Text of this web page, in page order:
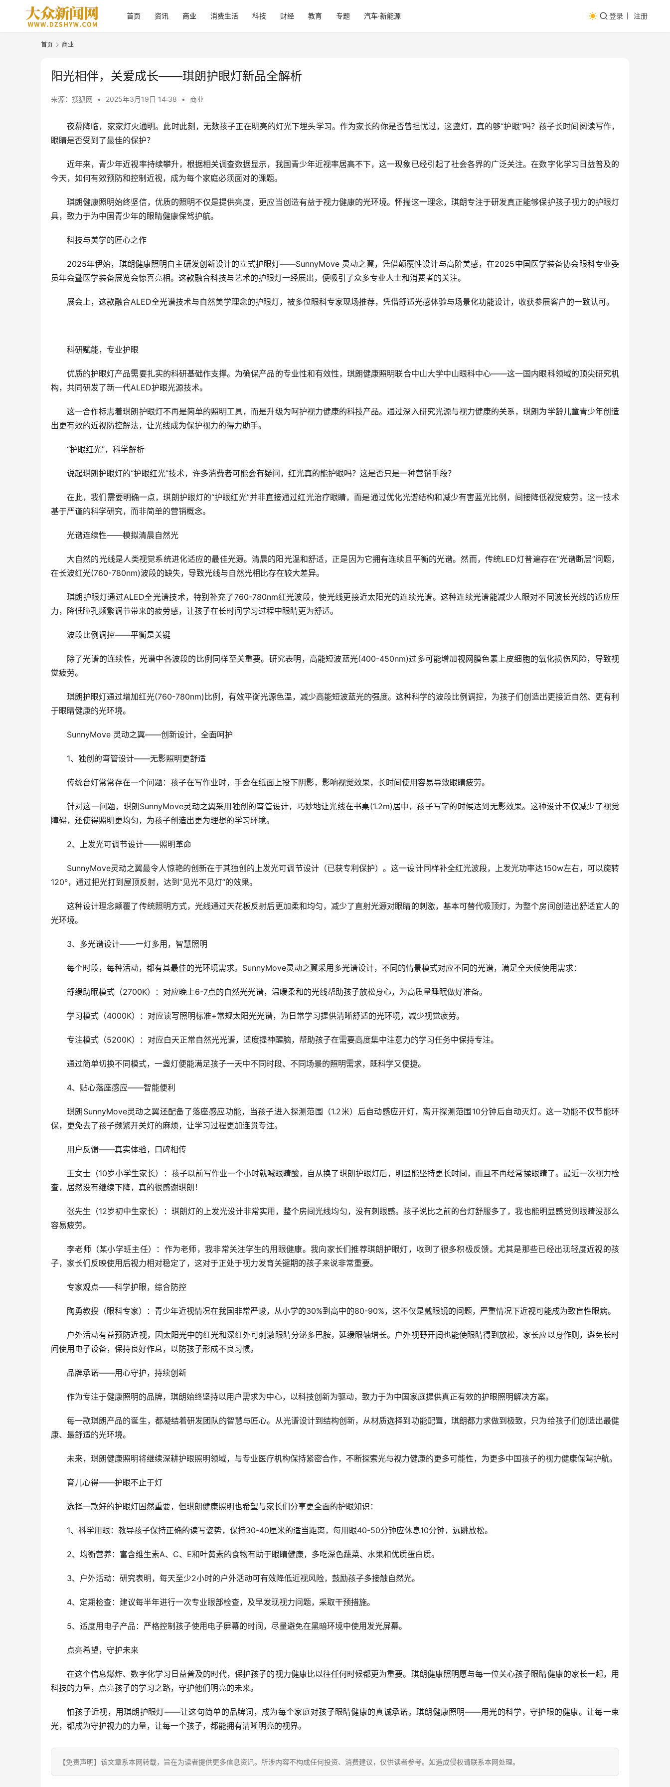
首页 资讯 商业 消费生活 科技 财经 教育 专题 汽车·新能源 登录 注册
首页 商业
阳光相伴，关爱成长——琪朗护眼灯新品全解析
来源：搜狐网 • 2025年3月19日 14:38 • 商业
夜幕降临，家家灯火通明。此时此刻，无数孩子正在明亮的灯光下埋头学习。作为家长的你是否曾担忧过，这盏灯，真的够“护眼”吗？孩子长时间阅读写作，
眼睛是否受到了最佳的保护？
近年来，青少年近视率持续攀升，根据相关调查数据显示，我国青少年近视率居高不下，这一现象已经引起了社会各界的广泛关注。在数字化学习 日益普及的
今天，如何有效预防和控制近视，成为每个家庭必须面对的课题。
琪朗健康照明始终坚信，优质的照明不仅是提供亮度，更应当创造有益于视力健康的光环境。怀揣这一理念，琪朗专注于研发真正能够保护孩子视力的护眼灯
具，致力于为中国青少年的眼睛健康保驾护航。
科技与美学的匠心之作
2025年伊始，琪朗健康照明自主研发创新设计的立式护眼灯——SunnyMove 灵动之翼，凭借颠覆性设计与高阶美感，在2025中国医学装备协会眼科专业委
员年会暨医学装备展览会惊喜亮相。这款融合科技与艺术的护眼灯一经展出，便吸引了众多专业人士和消费者的关注。
展会上，这款融合ALED全光谱技术与自然美学理念的护眼灯，被多位眼科专家现场推荐，凭借舒适光感体验与场景化功能设计，收获参展客户的一致认可。
科研赋能，专业护眼
优质的护眼灯产品需要扎实的科研基础作支撑。为确保产品的专业性和有效性，琪朗健康照明联合中山大学中山眼科中心——这一国内眼科领域的顶尖研究机
构，共同研发了新一代ALED护眼光源技术。
这一合作标志着琪朗护眼灯不再是简单的照明工具，而是升级为呵护视力健康的科技产品。通过深入研究光源与视力健康的关系，琪朗为学龄儿童青少年创造
出更有效的近视防控解法，让光线成为保护视力的得力助手。
“护眼红光”，科学解析
说起琪朗护眼灯的“护眼红光”技术，许多消费者可能会有疑问，红光真的能护眼吗？这是否只是一种营销手段？
在此，我们需要明确一点，琪朗护眼灯的“护眼红光”并非直接通过红光治疗眼睛，而是通过优化光谱结构和减少有害蓝光比例，间接降低视觉疲劳。这一技术
基于严谨的科学研究，而非简单的营销概念。
光谱连续性——模拟清晨自然光
大自然的光线是人类视觉系统进化适应的最佳光源。清晨的阳光温和舒适，正是因为它拥有连续且平衡的光谱。然而，传统LED灯普遍存在“光谱断层”问题，
在长波红光(760-780nm)波段的缺失，导致光线与自然光相比存在较大差异。
琪朗护眼灯通过ALED全光谱技术，特别补充了760-780nm红光波段，使光线更接近太阳光的连续光谱。这种连续光谱能减少人眼对不同波长光线的适应压
力，降低瞳孔频繁调节带来的疲劳感，让孩子在长时间学习过程中眼睛更为舒适。
波段比例调控——平衡是关键
除了光谱的连续性，光谱中各波段的比例同样至关重要。研究表明，高能短波蓝光(400-450nm)过多可能增加视网膜色素上皮细胞的氧化损伤风险，导致视
觉疲劳。
琪朗护眼灯通过增加红光(760-780nm)比例，有效平衡光源色温，减少高能短波蓝光的强度。这种科学的波段比例调控，为孩子们创造出更接近自然、更有利
于眼睛健康的光环境。
SunnyMove 灵动之翼——创新设计，全面呵护
1、独创的弯管设计——无影照明更舒适
传统台灯常常存在一个问题：孩子在写作业时，手会在纸面上投下阴影，影响视觉效果，长时间使用容易导致眼睛疲劳。
针对这一问题，琪朗SunnyMove灵动之翼采用独创的弯管设计，巧妙地让光线在书桌(1.2m)居中，孩子写字的时候达到无影效果。这种设计不仅减少了视觉
障碍，还使得照明更均匀，为孩子创造出更为理想的学习环境。
2、上发光可调节设计——照明革命
SunnyMove灵动之翼最令人惊艳的创新在于其独创的上发光可调节设计（已获专利保护）。这一设计同样补全红光波段，上发光功率达150w左右，可以旋转
120°，通过把光打到屋顶反射，达到“见光不见灯”的效果。
这种设计理念颠覆了传统照明方式，光线通过天花板反射后更加柔和均匀，减少了直射光源对眼睛的刺激，基本可替代吸顶灯，为整个房间创造出舒适宜人的
光环境。
3、多光谱设计——一灯多用，智慧照明
每个时段，每种活动，都有其最佳的光环境需求。SunnyMove灵动之翼采用多光谱设计，不同的情景模式对应不同的光谱，满足全天候使用需求：
舒缓助眠模式（2700K）：对应晚上6-7点的自然光光谱，温暖柔和的光线帮助孩子放松身心，为高质量睡眠做好准备。
学习模式（4000K）：对应读写照明标准+常规太阳光光谱，为日常学习提供清晰舒适的光环境，减少视觉疲劳。
专注模式（5200K）：对应白天正常自然光光谱，适度提神醒脑，帮助孩子在需要高度集中注意力的学习任务中保持专注。
通过简单切换不同模式，一盏灯便能满足孩子一天中不同时段、不同场景的照明需求，既科学又便捷。
4、贴心落座感应——智能便利
琪朗SunnyMove灵动之翼还配备了落座感应功能，当孩子进入探测范围（1.2米）后自动感应开灯，离开探测范围10分钟后自动灭灯。这一功能不仅节能环
保，更免去了孩子频繁开关灯的麻烦，让学习过程更加连贯专注。
用户反馈——真实体验，口碑相传
王女士（10岁小学生家长）：孩子以前写作业一个小时就喊眼睛酸，自从换了琪朗护眼灯后，明显能坚持更长时间，而且不再经常揉眼睛了。最近一次视力检
查，居然没有继续下降，真的很感谢琪朗！
张先生（12岁初中生家长）：琪朗灯的上发光设计非常实用，整个房间光线均匀，没有刺眼感。孩子说比之前的台灯舒服多了，我也能明显感觉到眼睛没那么
容易疲劳。
李老师（某小学班主任）：作为老师，我非常关注学生的用眼健康。我向家长们推荐琪朗护眼灯，收到了很多积极反馈。尤其是那些已经出现轻度近视的孩
子，家长们反映使用后视力相对稳定了，这对于正处于视力发育关键期的孩子来说非常重要。
专家观点——科学护眼，综合防控
陶勇教授（眼科专家）：青少年近视情况在我国非常严峻，从小学的30%到高中的80-90%，这不仅是戴眼镜的问题，严重情况下近视可能成为致盲性眼病。
户外活动有益预防近视，因太阳光中的红光和深红外可刺激眼睛分泌多巴胺，延缓眼轴增长。户外视野开阔也能使眼睛得到放松，家长应以身作则，避免长时
间使用电子设备，保持良好作息，以防孩子形成不良习惯。
品牌承诺——用心守护，持续创新
作为专注于健康照明的品牌，琪朗始终坚持以用户需求为中心，以科技创新为驱动，致力于为中国家庭提供真正有效的护眼照明解决方案。
每一款琪朗产品的诞生，都凝结着研发团队的智慧与匠心。从光谱设计到结构创新，从材质选择到功能配置，琪朗都力求做到极致，只为给孩子们创造出最健
康、最舒适的光环境。
未来，琪朗健康照明将继续深耕护眼照明领域，与专业医疗机构保持紧密合作，不断探索光与视力健康的更多可能性，为更多中国孩子的视力健康保驾护航。
育儿心得——护眼不止于灯
选择一款好的护眼灯固然重要，但琪朗健康照明也希望与家长们分享更全面的护眼知识：
1、科学用眼：教导孩子保持正确的读写姿势，保持30-40厘米的适当距离，每用眼40-50分钟应休息10分钟，远眺放松。
2、均衡营养：富含维生素A、C、E和叶黄素的食物有助于眼睛健康，多吃深色蔬菜、水果和优质蛋白质。
3、户外活动：研究表明，每天至少2小时的户外活动可有效降低近视风险，鼓励孩子多接触自然光。
4、定期检查：建议每半年进行一次专业眼部检查，及早发现视力问题，采取干预措施。
5、适度用电子产品：严格控制孩子使用电子屏幕的时间，尽量避免在黑暗环境中使用发光屏幕。
点亮希望，守护未来
在这个信息爆炸、数字化学习 日益普及的时代，保护孩子的视力健康比以往任何时候都更为重要。琪朗健康照明愿与每一位关心孩子眼睛健康的家长一起，用
科技的力量，点亮孩子的学习之路，守护他们明亮的未来。
怕孩子近视，用琪朗护眼灯——让这句简单的品牌词，成为每个家庭对孩子眼睛健康的真诚承诺。琪朗健康照明——用光的科学，守护眼的健康。让每一束
光，都成为守护视力的力量，让每一个孩子，都能拥有清晰明亮的视界。
【免责声明】该文章系本网转载，旨在为读者提供更多信息资讯。所涉内容不构成任何投资、消费建议，仅供读者参考。如造成侵权请联系本网处理。